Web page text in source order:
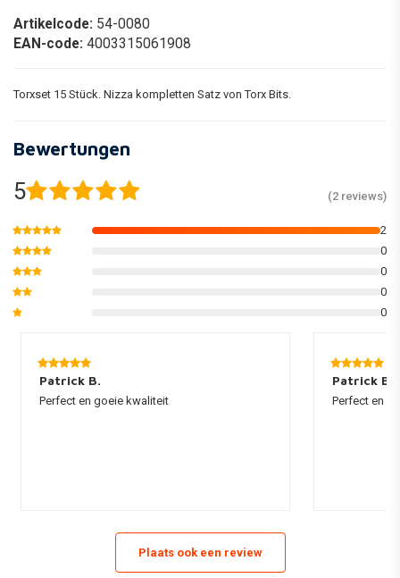
Artikelcode: 54-0080
EAN-code: 4003315061908
Torxset 15 Stück. Nizza kompletten Satz von Torx Bits.
Bewertungen
5 (2 reviews)
2
0
0
0
0
Patrick B.
Perfect en goeie kwaliteit
Patrick B.
Perfect en
Plaats ook een review